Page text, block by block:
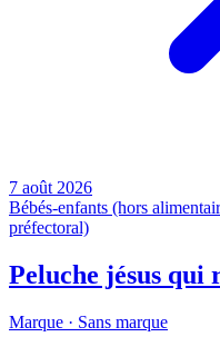
7 août 2026
Bébés-enfants (hors
préfectoral)
Peluche jésus qui
Marque · Sans marque